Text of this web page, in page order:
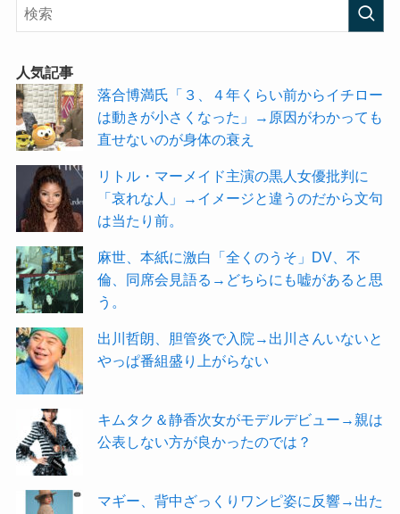
人気記事
落合博満氏「３、４年くらい前からイチロー
は動きが小さくなった」→原因がわかっても
直せないのが身体の衰え
リトル・マーメイド主演の黒人女優批判に
「哀れな人」→イメージと違うのだから文句
は当たり前。
麻世、本紙に激白「全くのうそ」DV、不
倫、同席会見語る→どちらにも嘘があると思
う。
出川哲朗、胆管炎で入院→出川さんいないと
やっぱ番組盛り上がらない
キムタク＆静香次女がモデルデビュー→親は
公表しない方が良かったのでは？
マギー、背中ざっくりワンピ姿に反響→出た